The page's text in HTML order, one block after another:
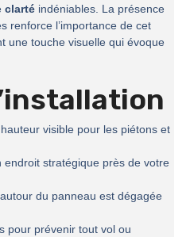
clarté indéniables. La présence
renforce l’importance de cet
une touche visuelle qui évoque
visible pour les piétons et
endroit stratégique près de votre
du panneau est dégagée
pour prévenir tout vol ou